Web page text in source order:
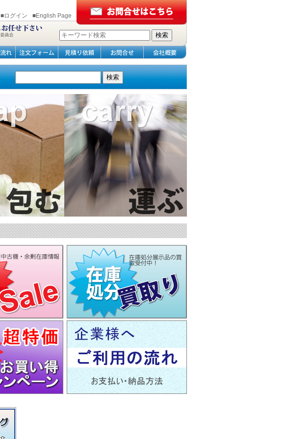
■ログイン ■English Page
検索